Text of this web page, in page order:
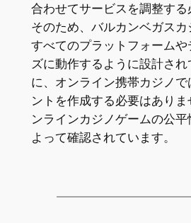
合わせてサービスを調整する
そのため、バルカンベガスカ
すべてのプラットフォーム
ズに動作するように設計さ
に、オンライン携帯カジノ
ントを作成する必要はあり
ンラインカジノゲームの公
よって確認されています。